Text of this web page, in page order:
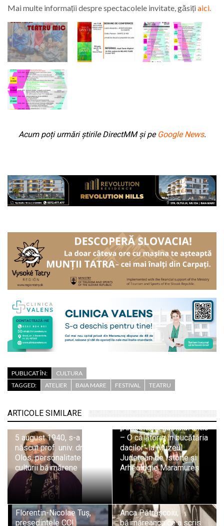
Mai multe informații despre spectacolele invitate, găsițiaici.
Acum poți urmări știrile DirectMM și pe Google News.
PUBLICAT ÎN:
CULTURA
TAGGED:
ATELIER BAIA MARE FESTIVAL TEATRU
ARTICOLE SIMILARE
5 august 1940, s-a
născut prof. univ. dr. Ana
Olos, personalitate a
culturii băimărene
„Arheologia gustului antic
– O călătorie în bucătăria
dacilor” la Muzeul
Județean de Istorie și
Arheologie Maramureș
Florentin-Nicolae Tuș,
președintele CCI
Anca Pătrășcoiu,
băimăreanca ce a scris